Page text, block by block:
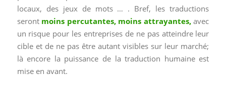
locaux, des jeux de mots … . Bref, les traductions
seront moins percutantes, moins attrayantes,avec
un risque pour les entreprises de ne pas atteindre leur
cible et de ne pas être autant visibles sur leur marché;
là encore la puissance de la traduction humaine est
mise en avant.